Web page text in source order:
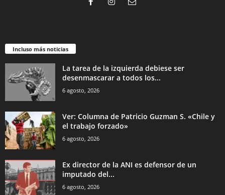
Incluso más noticias
La tarea de la izquierda debiese ser
desenmascarar a todos los...
6 agosto, 2026
Ver: Columna de Patricio Guzman S. «Chile y
el trabajo forzado»
6 agosto, 2026
Ex director de la ANI es defensor de un
imputado del...
6 agosto, 2026